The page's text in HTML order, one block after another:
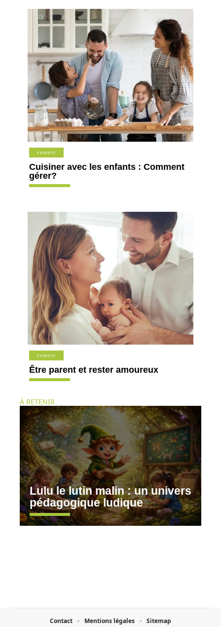
PARENTS
Cuisiner avec les enfants : Comment
gérer?
PARENTS
Être parent et rester amoureux
À RETENIR
Lulu le lutin malin : un univers
pédagogique ludique
Contact Mentions légales Sitemap